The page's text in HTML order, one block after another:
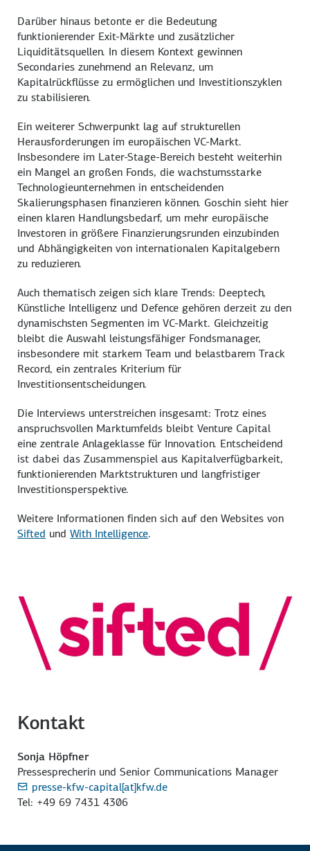
Darüber hinaus betonte er die Bedeutung
funktionierender Exit-Märkte und zusätzlicher
Liquiditätsquellen. In diesem Kontext gewinnen
Secondaries zunehmend an Relevanz, um
Kapitalrückflüsse zu ermöglichen und Investitionszyklen
zu stabilisieren.
Ein weiterer Schwerpunkt lag auf strukturellen
Herausforderungen im europäischen VC-Markt.
Insbesondere im Later-Stage-Bereich besteht weiterhin
ein Mangel an großen Fonds, die wachstumsstarke
Technologieunternehmen in entscheidenden
Skalierungsphasen finanzieren können. Goschin sieht hier
einen klaren Handlungsbedarf, um mehr europäische
Investoren in größere Finanzierungsrunden einzubinden
und Abhängigkeiten von internationalen Kapitalgebern
zu reduzieren.
Auch thematisch zeigen sich klare Trends: Deeptech,
Künstliche Intelligenz und Defence gehören derzeit zu den
dynamischsten Segmenten im VC-Markt. Gleichzeitig
bleibt die Auswahl leistungsfähiger Fondsmanager,
insbesondere mit starkem Team und belastbarem Track
Record, ein zentrales Kriterium für
Investitionsentscheidungen.
Die Interviews unterstreichen insgesamt: Trotz eines
anspruchsvollen Marktumfelds bleibt Venture Capital
eine zentrale Anlageklasse für Innovation. Entscheidend
ist dabei das Zusammenspiel aus Kapitalverfügbarkeit,
funktionierenden Marktstrukturen und langfristiger
Investitionsperspektive.
Weitere Informationen finden sich auf den Websites von
Sifted undWith Intelligence.
Kontakt
Sonja Höpfner
Pressesprecherin und Senior Communications Manager
presse-kfw-capital[at]kfw.de
Tel: +49 69 7431 4306